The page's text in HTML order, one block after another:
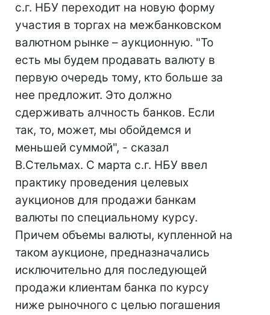
с.г. НБУ переходит на новую форму
участия в торгах на межбанковском
валютном рынке – аукционную. "То
есть мы будем продавать валюту в
первую очередь тому, кто больше за
нее предложит. Это должно
сдерживать алчность банков. Если
так, то, может, мы обойдемся и
меньшей суммой", - сказал
В.Стельмах. С марта с.г. НБУ ввел
практику проведения целевых
аукционов для продажи банкам
валюты по специальному курсу.
Причем объемы валюты, купленной на
таком аукционе, предназначались
исключительно для последующей
продажи клиентам банка по курсу
ниже рыночного с целью погашения